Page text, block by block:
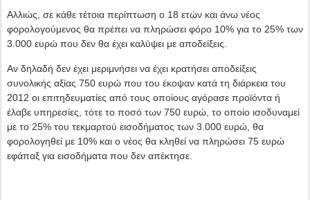
Αλλιώς, σε κάθε τέτοια περίπτωση ο 18 ετών και άνω νέος
φορολογούμενος θα πρέπει να πληρώσει φόρο 10% για το 25% των
3.000 ευρώ που δεν θα έχει καλύψει με αποδείξεις.
Αν δηλαδή δεν έχει μεριμνήσει να έχει κρατήσει αποδείξεις
συνολικής αξίας 750 ευρώ που του έκοψαν κατά τη διάρκεια του
2012 οι επιτηδευματίες από τους οποίους αγόρασε προϊόντα ή
έλαβε υπηρεσίες, τότε το ποσό των 750 ευρώ, το οποίο ισοδυναμεί
με το 25% του τεκμαρτού εισοδήματος των 3.000 ευρώ, θα
φορολογηθεί με 10% και ο νέος θα κληθεί να πληρώσει 75 ευρώ
εφάπαξ για εισοδήματα που δεν απέκτησε.